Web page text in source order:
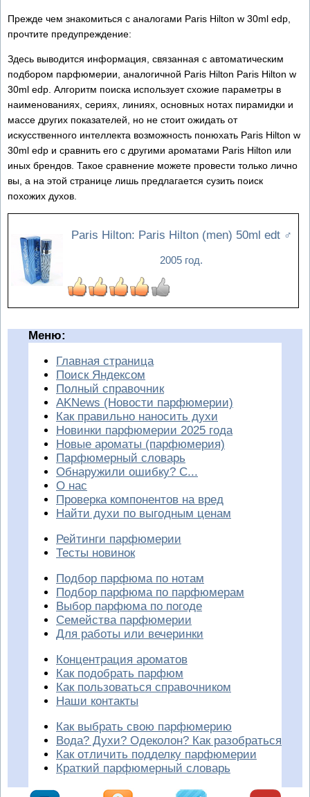
Прежде чем знакомиться с аналогами Paris Hilton w 30ml edp,
прочтите предупреждение:
Здесь выводится информация, связанная с автоматическим
подбором парфюмерии, аналогичной Paris Hilton Paris Hilton w
30ml edp. Алгоритм поиска использует схожие параметры в
наименованиях, сериях, линиях, основных нотах пирамидки и
массе других показателей, но не стоит ожидать от
искусственного интеллекта возможность понюхать Paris Hilton w
30ml edp и сравнить его с другими ароматами Paris Hilton или
иных брендов. Такое сравнение можете провести только лично
вы, а на этой странице лишь предлагается сузить поиск
похожих духов.
Paris Hilton: Paris Hilton (men) 50ml edt ♂
2005 год.
Меню:
Главная страница
Поиск Яндексом
Полный справочник
AKNews (Новости парфюмерии)
Как правильно наносить духи
Новинки парфюмерии 2025 года
Новые ароматы (парфюмерия)
Парфюмерный словарь
Обнаружили ошибку? С...
О нас
Проверка компонентов на вред
Найти духи по выгодным ценам
Рейтинги парфюмерии
Тесты новинок
Подбор парфюма по нотам
Подбор парфюма по парфюмерам
Выбор парфюма по погоде
Семейства парфюмерии
Для работы или вечеринки
Концентрация ароматов
Как подобрать парфюм
Как пользоваться справочником
Наши контакты
Как выбрать свою парфюмерию
Вода? Духи? Одеколон? Как разобраться
Как отличить подделку парфюмерии
Краткий парфюмерный словарь